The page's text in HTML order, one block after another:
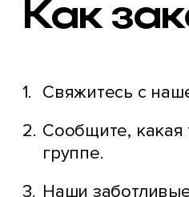
Как
Свяжитесь с
Сообщите, какая
группе.
Наши